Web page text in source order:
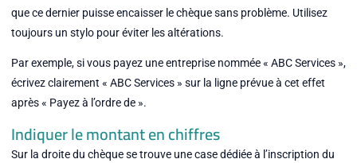
que ce dernier puisse encaisser le chèque sans problème. Utilisez
toujours un stylo pour éviter les altérations.
Par exemple, si vous payez une entreprise nommée « ABC Services »,
écrivez clairement « ABC Services » sur la ligne prévue à cet effet
après « Payez à l’ordre de ».
Indiquer le montant en chiffres
Sur la droite du chèque se trouve une case dédiée à l’inscription du